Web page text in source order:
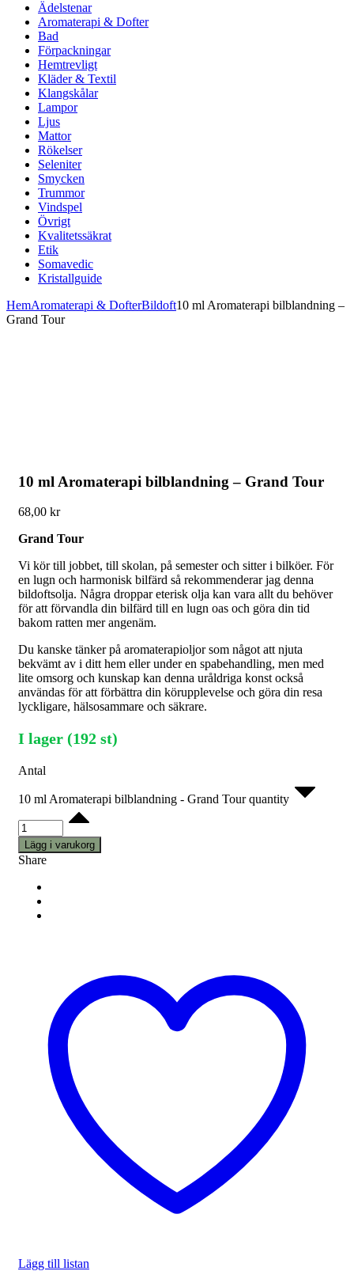
Ädelstenar
Aromaterapi & Dofter
Bad
Förpackningar
Hemtrevligt
Kläder & Textil
Klangskålar
Lampor
Ljus
Mattor
Rökelser
Seleniter
Smycken
Trummor
Vindspel
Övrigt
Kvalitetssäkrat
Etik
Somavedic
Kristallguide
HemAromaterapi & DofterBildoft10 ml Aromaterapi bilblandning –
Grand Tour
10 ml Aromaterapi bilblandning – Grand Tour
68,00 kr
Grand Tour
Vi kör till jobbet, till skolan, på semester och sitter i bilköer. För
en lugn och harmonisk bilfärd så rekommenderar jag denna
bildoftsolja. Några droppar eterisk olja kan vara allt du behöver
för att förvandla din bilfärd till en lugn oas och göra din tid
bakom ratten mer angenäm.
Du kanske tänker på aromaterapioljor som något att njuta
bekvämt av i ditt hem eller under en spabehandling, men med
lite omsorg och kunskap kan denna uråldriga konst också
användas för att förbättra din körupplevelse och göra din resa
lyckligare, hälsosammare och säkrare.
I lager (192 st)
Antal
10 ml Aromaterapi bilblandning - Grand Tour quantity
Lägg i varukorg
Share
Lägg till listan